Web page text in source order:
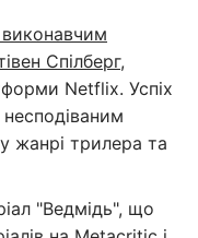
Спілберг,
Netflix. Успіх
жанрі трилера та
"Ведмідь", що